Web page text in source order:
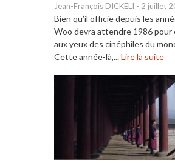
Jean-François DICKELI - 2 juillet
Bien qu’il officie depuis les
Woo devra attendre 1986 pour
aux yeux des cinéphiles du
Cette année-là,...Lire la suite